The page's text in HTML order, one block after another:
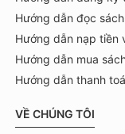
Hướng dẫn đọc
Hướng dẫn nạp tiền
Hướng dẫn mua
Hướng dẫn thanh
VỀ CHÚNG TÔI